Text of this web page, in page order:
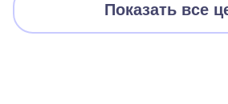
Показать все